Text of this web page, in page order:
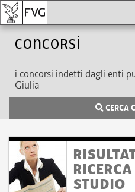
Concorsi
i concorsi indetti dagli enti
Giulia
CERCA
STUDIO